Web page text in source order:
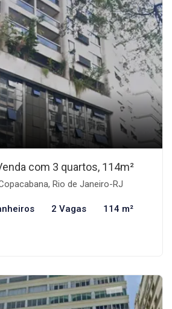
com 3 quartos, 114m²
Rio de Janeiro-RJ
2 Vagas 114 m²